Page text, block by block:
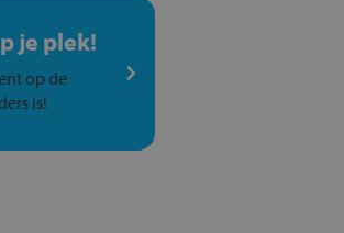
je plek!
op de
is!